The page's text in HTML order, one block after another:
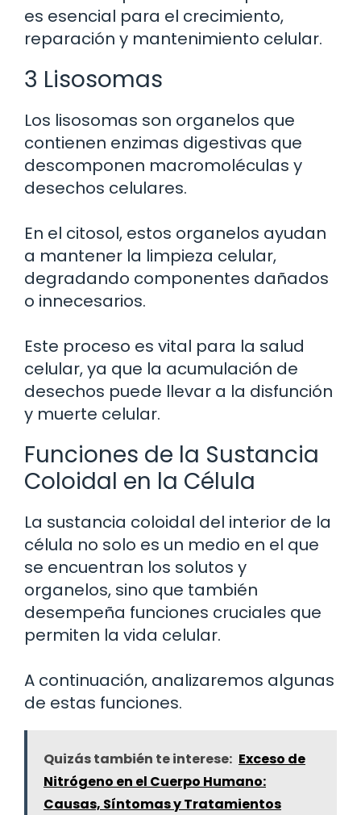
es esencial para el crecimiento,
reparación y mantenimiento celular.
3 Lisosomas
Los lisosomas son organelos que
contienen enzimas digestivas que
descomponen macromoléculas y
desechos celulares.
En el citosol, estos organelos ayudan
a mantener la limpieza celular,
degradando componentes dañados
o innecesarios.
Este proceso es vital para la salud
celular, ya que la acumulación de
desechos puede llevar a la disfunción
y muerte celular.
Funciones de la Sustancia
Coloidal en la Célula
La sustancia coloidal del interior de la
célula no solo es un medio en el que
se encuentran los solutos y
organelos, sino que también
desempeña funciones cruciales que
permiten la vida celular.
A continuación, analizaremos algunas
de estas funciones.
Quizás también te interese: Exceso de
Nitrógeno en el Cuerpo Humano:
Causas, Síntomas y Tratamientos